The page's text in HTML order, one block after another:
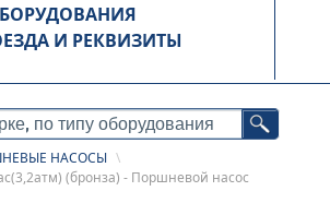
И РЕКВИЗИТЫ
НАСОСЫ \
(бронза) - Поршневой насос